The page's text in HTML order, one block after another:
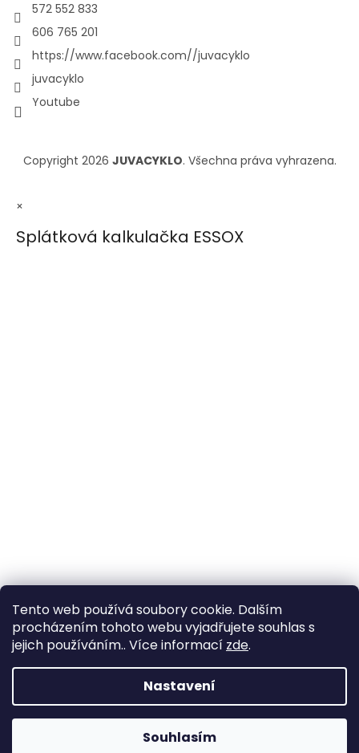
Tento web používá soubory cookie. Dalším
procházením tohoto webu vyjadřujete souhlas s
jejich používáním.. Více informací zde.
Nastavení
Souhlasím
572 552 833
606 765 201
https://www.facebook.com//juvacyklo
juvacyklo
Youtube
Copyright 2026 JUVACYKLO. Všechna práva vyhrazena.
×
Splátková kalkulačka ESSOX